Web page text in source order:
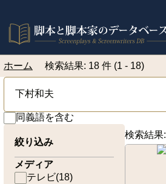
ホーム 検索結果: 18 件 (1 - 18)
同義語を含む
絞り込み
メディア
テレビ(18)
検索結果: